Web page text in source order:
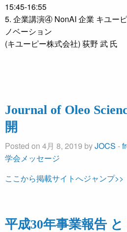
15:45-16:55
5. 企業講演④ NonAI 企業 キユー
ノベーション
(キユーピー株式会社) 荻野 武 氏
Journal of Oleo
開
Posted on 4月 8, 2019 byJOCS -
学会メッセージ
ここから掲載サイトへジャンプ>>
平成30年事業報告